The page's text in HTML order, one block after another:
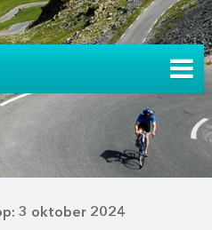
3 oktober 2024